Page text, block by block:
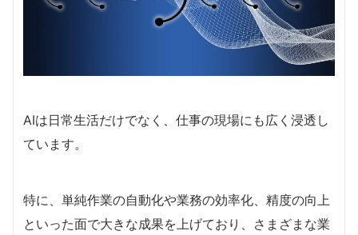
AIは日常生活だけでなく、仕事の現場にも広く浸透し
ています。
特に、単純作業の自動化や業務の効率化、精度の向上
といった面で大きな成果を上げており、さまざまな業